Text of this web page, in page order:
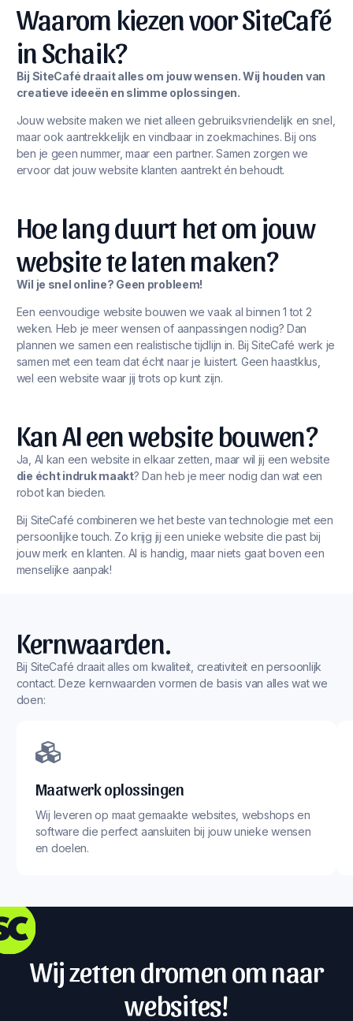
Waarom kiezen voor SiteCafé
in Schaik?
Bij SiteCafé draait alles om jouw wensen. Wij houden van
creatieve ideeën en slimme oplossingen.
Jouw website maken we niet alleen gebruiksvriendelijk en snel,
maar ook aantrekkelijk en vindbaar in zoekmachines. Bij ons
ben je geen nummer, maar een partner. Samen zorgen we
ervoor dat jouw website klanten aantrekt én behoudt.
Hoe lang duurt het om jouw
website te laten maken?
Wil je snel online? Geen probleem!
Een eenvoudige website bouwen we vaak al binnen 1 tot 2
weken. Heb je meer wensen of aanpassingen nodig? Dan
plannen we samen een realistische tijdlijn in. Bij SiteCafé werk je
samen met een team dat écht naar je luistert. Geen haastklus,
wel een website waar jij trots op kunt zijn.
Kan AI een website bouwen?
Ja, AI kan een website in elkaar zetten, maar wil jij een website
die écht indruk maakt? Dan heb je meer nodig dan wat een
robot kan bieden.
Bij SiteCafé combineren we het beste van technologie met een
persoonlijke touch. Zo krijg jij een unieke website die past bij
jouw merk en klanten. AI is handig, maar niets gaat boven een
menselijke aanpak!
Kernwaarden.
Bij SiteCafé draait alles om kwaliteit, creativiteit en persoonlijk
contact. Deze kernwaarden vormen de basis van alles wat we
doen:
Maatwerk oplossingen
Wij leveren op maat gemaakte websites, webshops en
software die perfect aansluiten bij jouw unieke wensen
en doelen.
Wij zetten dromen om naar
websites!